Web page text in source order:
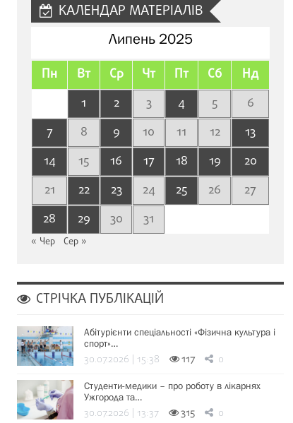
КАЛЕНДАР МАТЕРІАЛІВ
Липень 2025
Пн Вт Ср Чт Пт Сб Нд
1 2 3 4 5
6
7
8 9 10 11 12
13
14
15 16 17 18 19
20
21
22 23 24 25 26
27
28
29 30 31
« Чер Сер »
СТРІЧКА ПУБЛІКАЦІЙ
Абітурієнти спеціальності «Фізична культура і
спорт»…
30.07.2026 | 15:38 117 0
Студенти-медики – про роботу в лікарнях
Ужгорода та…
30.07.2026 | 13:37 315 0